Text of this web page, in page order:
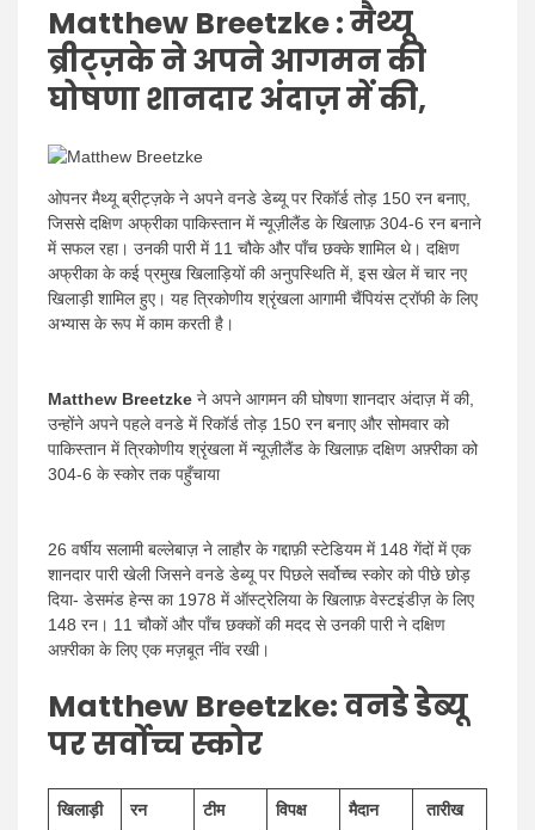
Matthew Breetzke: मैथ्यू
ब्रीट्ज़के ने अपने आगमन की
घोषणा शानदार अंदाज़ में की,
ओपनर मैथ्यू ब्रीट्ज़के ने अपने वनडे डेब्यू पर रिकॉर्ड तोड़ 150 रन बनाए,
जिससे दक्षिण अफ्रीका पाकिस्तान में न्यूज़ीलैंड के खिलाफ़ 304-6 रन बनाने
में सफल रहा। उनकी पारी में 11 चौके और पाँच छक्के शामिल थे। दक्षिण
अफ्रीका के कई प्रमुख खिलाड़ियों की अनुपस्थिति में, इस खेल में चार नए
खिलाड़ी शामिल हुए। यह त्रिकोणीय श्रृंखला आगामी चैंपियंस ट्रॉफी के लिए
अभ्यास के रूप में काम करती है।
Matthew Breetzke ने अपने आगमन की घोषणा शानदार अंदाज़ में की,
उन्होंने अपने पहले वनडे में रिकॉर्ड तोड़ 150 रन बनाए और सोमवार को
पाकिस्तान में त्रिकोणीय श्रृंखला में न्यूज़ीलैंड के खिलाफ़ दक्षिण अफ़्रीका को
304-6 के स्कोर तक पहुँचाया
26 वर्षीय सलामी बल्लेबाज़ ने लाहौर के गद्दाफ़ी स्टेडियम में 148 गेंदों में एक
शानदार पारी खेली जिसने वनडे डेब्यू पर पिछले सर्वोच्च स्कोर को पीछे छोड़
दिया- डेसमंड हेन्स का 1978 में ऑस्ट्रेलिया के खिलाफ़ वेस्टइंडीज़ के लिए
148 रन। 11 चौकों और पाँच छक्कों की मदद से उनकी पारी ने दक्षिण
अफ़्रीका के लिए एक मज़बूत नींव रखी।
Matthew Breetzke:वनडे डेब्यू
पर सर्वोच्च स्कोर
खिलाड़ी रन टीम विपक्ष मैदान तारीख